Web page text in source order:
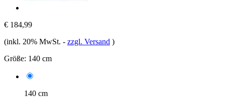
€ 184,99
(inkl. 20% MwSt. - zzgl. Versand )
Größe: 140 cm
140 cm